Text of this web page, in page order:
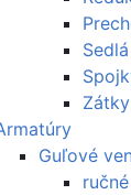
Sedlá
Zátky
Guľové
ručné